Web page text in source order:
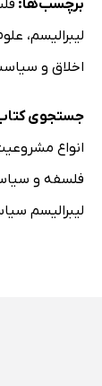
برچسب‌ها:
لیبرالیسم،
اخلاق و
جستجوی
انواع
فلسفه و
لیبرالیسم